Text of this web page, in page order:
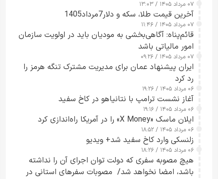
۰۷ مرداد ۱۴۰۵ / ۱۳:۰۳
آخرین قیمت طلا، سکه و دلار7مرداد1405
۰۷ مرداد ۱۴۰۵ / ۱۱:۴۶
قائم‌پناه: آگاهی‌بخشی به مودیان باید در اولویت سازمان
امور مالیاتی باشد
۰۷ مرداد ۱۴۰۵ / ۰۹:۲۶
ایران پیشنهاد عمان برای مدیریت مشترک تنگه هرمز را
رد کرد
۰۶ مرداد ۱۴۰۵ / ۱۹:۲۶
آغاز نشست ترامپ با نتانیاهو در کاخ سفید
۰۶ مرداد ۱۴۰۵ / ۱۹:۱۶
ایلان ماسک «X Money» را در آمریکا راه‌اندازی کرد
۰۶ مرداد ۱۴۰۵ / ۱۸:۵۲
زلنسکی وارد کاخ سفید شد+ ویدیو
۰۶ مرداد ۱۴۰۵ / ۱۸:۲۶
هیچ مصوبه سفری که دولت توان اجرای آن را نداشته
باشد، امضا نخواهد شد/ مصوبات سفرهای استانی در